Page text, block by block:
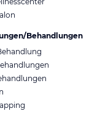
Behandlungen